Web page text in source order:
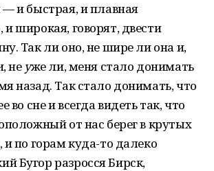
— и быстрая, и плавная
широкая, говорят, двести
Так ли оно, не шире ли она и,
не уже ли, меня стало донимать
назад. Так стало донимать, что
во сне и всегда видеть так, что
от нас берег в крутых
и по горам куда-то далеко
Бугор разросся Бирск,